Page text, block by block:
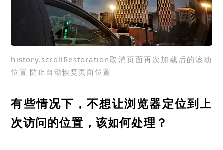
history.scrollRestoration取消页面再次加载后的滚动
位置 防止自动恢复页面位置
有些情况下，不想让浏览器定位到上
次访问的位置，该如何处理？